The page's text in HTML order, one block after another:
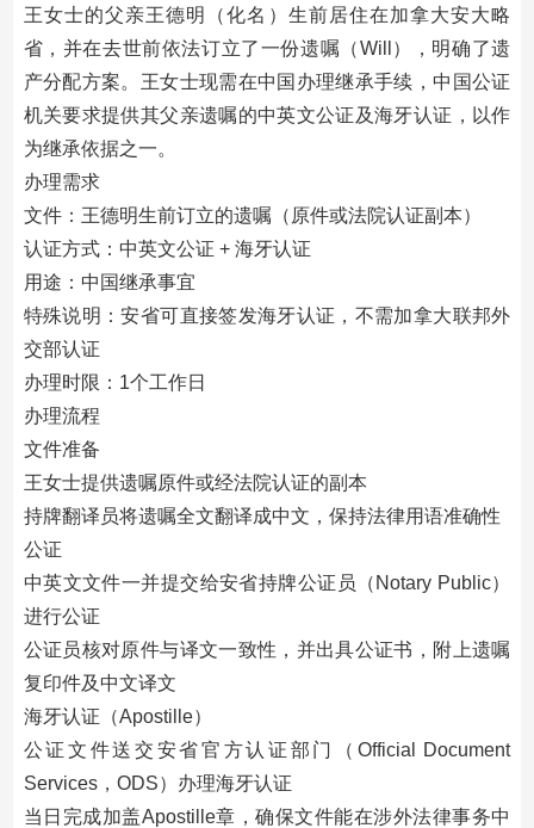
王女士的父亲王德明（化名）生前居住在加拿大安大略
省，并在去世前依法订立了一份遗嘱（Will），明确了遗
产分配方案。王女士现需在中国办理继承手续，中国公证
机关要求提供其父亲遗嘱的中英文公证及海牙认证，以作
为继承依据之一。
办理需求
文件：王德明生前订立的遗嘱（原件或法院认证副本）
认证方式：中英文公证 + 海牙认证
用途：中国继承事宜
特殊说明：安省可直接签发海牙认证，不需加拿大联邦外
交部认证
办理时限：1个工作日
办理流程
文件准备
王女士提供遗嘱原件或经法院认证的副本
持牌翻译员将遗嘱全文翻译成中文，保持法律用语准确性
公证
中英文文件一并提交给安省持牌公证员（Notary Public）
进行公证
公证员核对原件与译文一致性，并出具公证书，附上遗嘱
复印件及中文译文
海牙认证（Apostille）
公证文件送交安省官方认证部门（Official Document
Services，ODS）办理海牙认证
当日完成加盖Apostille章，确保文件能在涉外法律事务中